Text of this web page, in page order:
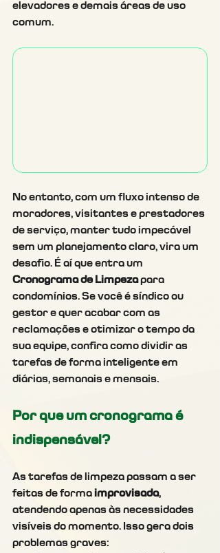
elevadores e demais áreas de uso
comum.
No entanto, com um fluxo intenso de
moradores, visitantes e prestadores
de serviço, manter tudo impecável
sem um planejamento claro, vira um
desafio. É aí que entra um
Cronograma de Limpeza para
condomínios. Se você é síndico ou
gestor e quer acabar com as
reclamações e otimizar o tempo da
sua equipe, confira como dividir as
tarefas de forma inteligente em
diárias, semanais e mensais.
Por que um cronograma é
indispensável?
As tarefas de limpeza passam a ser
feitas de forma improvisada,
atendendo apenas às necessidades
visíveis do momento. I sso gera dois
problemas graves: